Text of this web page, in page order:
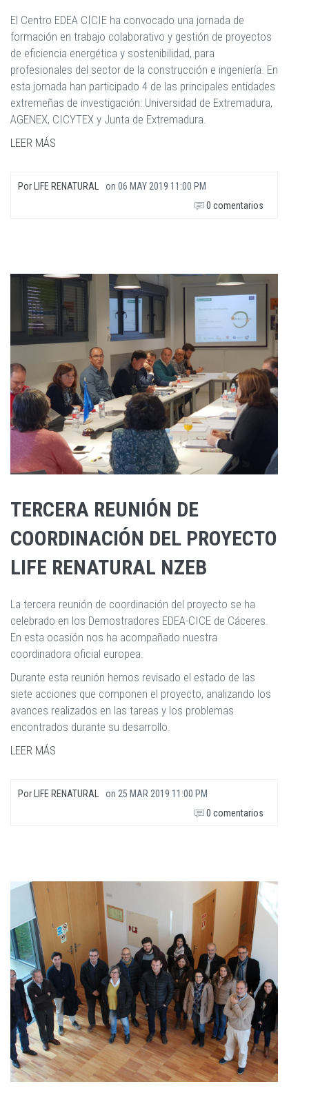
El Centro EDEA CICIE ha convocado una jornada de
formación en trabajo colaborativo y gestión de proyectos
de eficiencia energética y sostenibilidad, para
profesionales del sector de la construcción e ingeniería. En
esta jornada han participado 4 de las principales entidades
extremeñas de investigación: Universidad de Extremadura,
AGENEX, CICYTEX y Junta de Extremadura.
LEER MÁS
Por LIFE RENATURAL on 06 MAY 2019 11:00 PM
0 comentarios
TERCERA REUNIÓN DE
COORDINACIÓN DEL PROYECTO
LIFE RENATURAL NZEB
La tercera reunión de coordinación del proyecto se ha
celebrado en los Demostradores EDEA-CICE de Cáceres.
En esta ocasión nos ha acompañado nuestra
coordinadora oficial europea.
Durante esta reunión hemos revisado el estado de las
siete acciones que componen el proyecto, analizando los
avances realizados en las tareas y los problemas
encontrados durante su desarrollo.
LEER MÁS
Por LIFE RENATURAL on 25 MAR 2019 11:00 PM
0 comentarios